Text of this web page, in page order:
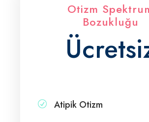
Otizm
Bozukluğu
Atipik Otizm